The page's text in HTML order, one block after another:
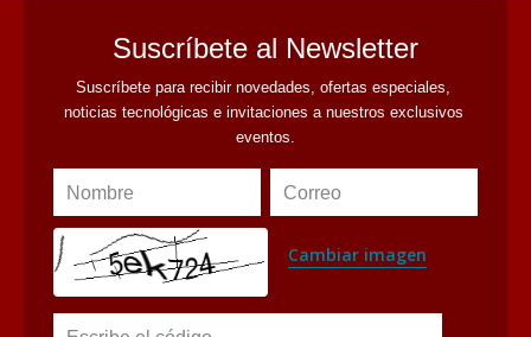
Escribe el código